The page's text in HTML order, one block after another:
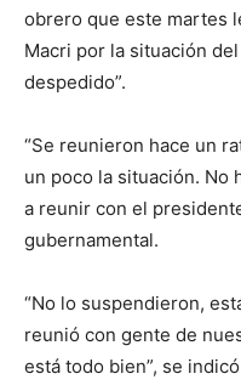
obrero que este martes
Macri por la situación
despedido”.
“Se reunieron hace un
un poco la situación. No
a reunir con el
gubernamental.
“No lo suspendieron,
reunió con gente de
está todo bien”, se